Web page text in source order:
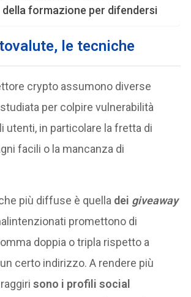
della formazione per difendersi
le tecniche
crypto assumono diverse
per colpire vulnerabilità
utenti, in particolare la fretta di
facili o la mancanza di
più diffuse è quella dei giveaway
promettono di
doppia o tripla rispetto a
certo indirizzo. A rendere più
sono i profili social